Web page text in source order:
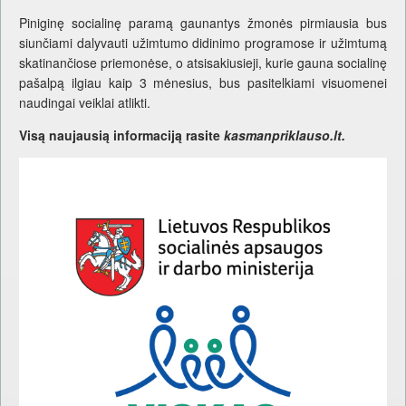
Piniginę socialinę paramą gaunantys žmonės pirmiausia bus
siunčiami dalyvauti užimtumo didinimo programose ir užimtumą
skatinančiose priemonėse, o atsisakiusieji, kurie gauna socialinę
pašalpą ilgiau kaip 3 mėnesius, bus pasitelkiami visuomenei
naudingai veiklai atlikti.
Visą naujausią informaciją rasite kasmanpriklauso.lt.